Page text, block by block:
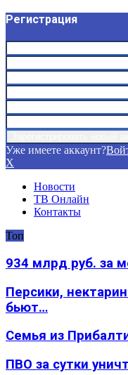
Регистрация
Уже имеете аккаунт?
X
Новости
ТВ Онлайн
Контакты
Топ
934 млрд руб. за
Персики,
бьют…
Семья из
ПВО за сутки